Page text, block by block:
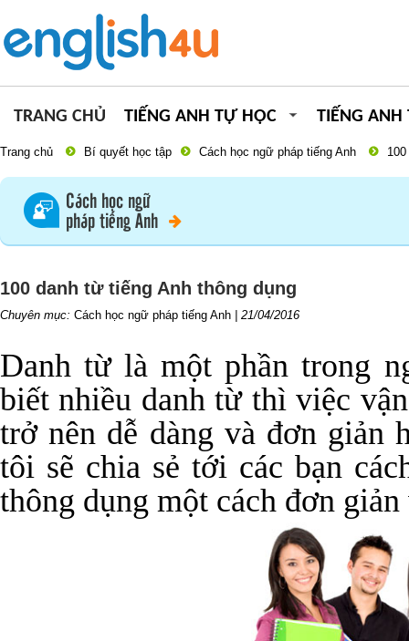
TRANG CHỦ TIẾNG ANH TỰ HỌC TIẾNG ANH
Trang chủ Bí quyết học tập Cách học ngữ pháp tiếng Anh
Cách học ngữ
pháp tiếng Anh
100 danh từ tiếng Anh thông dụng
Chuyên mục: Cách học ngữ pháp tiếng Anh 21/04/2016
Danh từ là một phần trong
biết nhiều danh từ thì việc
trở nên dễ dàng và đơn giản
tôi sẽ chia sẻ tới các bạn
thông dụng một cách đơn